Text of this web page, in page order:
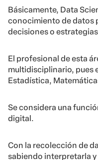
Básicamente, Data
conocimiento de datos
decisiones o
El profesional de esta
multidisciplinario, pues
Estadística,
Se considera una
digital.
Con la recolección de
sabiendo interpretarla